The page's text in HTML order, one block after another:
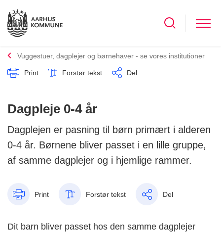
Vuggestuer, dagplejer og børnehaver - se vores institutioner
Print Forstør tekst Del
Dagpleje 0-4 år
Dagplejen er pasning til børn primært i alderen
0-4 år. Børnene bliver passet i en lille gruppe,
af samme dagplejer og i hjemlige rammer.
Print Forstør tekst Del
Dit barn bliver passet hos den samme dagplejer